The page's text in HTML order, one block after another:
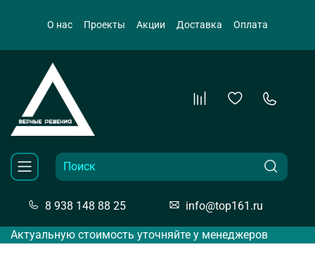
О нас Проекты Акции Доставка Оплата
8 938 148 88 25 info@top161.ru
Актуальную стоимость уточняйте у менеджеров